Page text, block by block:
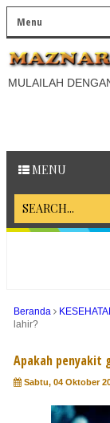
MULAILAH
MENU
Beranda
lahir?
Apakah penyakit
Sabtu, 04 Oktober